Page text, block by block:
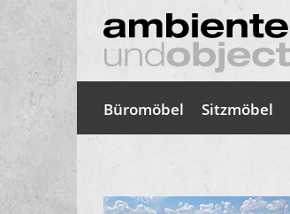
Büromöbel Sitzmöbel